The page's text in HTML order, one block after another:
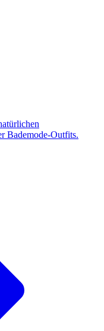
Bademode-Outfits.